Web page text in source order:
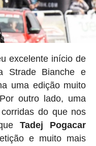
excelente início de
Strade Bianche e
uma edição muito
outro lado, uma
do que nos
Tadej Pogacar
e muito mais